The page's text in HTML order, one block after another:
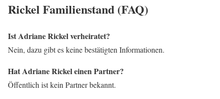
Rickel Familienstand (FAQ)
Ist Adriane Rickel verheiratet?
Nein, dazu gibt es keine bestätigten Informationen.
Hat Adriane Rickel einen Partner?
Öffentlich ist kein Partner bekannt.